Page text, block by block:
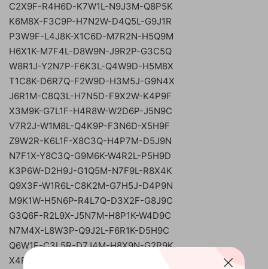
C2X9F-R4H6D-K7W1L-N9J3M-Q8P5K
K6M8X-F3C9P-H7N2W-D4Q5L-G9J1R
P3W9F-L4J8K-X1C6D-M7R2N-H5Q9M
H6X1K-M7F4L-D8W9N-J9R2P-G3C5Q
W8R1J-Y2N7P-F6K3L-Q4W9D-H5M8X
T1C8K-D6R7Q-F2W9D-H3M5J-G9N4X
J6R1M-C8Q3L-H7N5D-F9X2W-K4P9F
X3M9K-G7L1F-H4R8W-W2D6P-J5N9C
V7R2J-W1M8L-Q4K9P-F3N6D-X5H9F
Z9W2R-K6L1F-X8C3Q-H4P7M-D5J9N
N7F1X-Y8C3Q-G9M6K-W4R2L-P5H9D
K3P6W-D2H9J-G1Q5M-N7F9L-R8X4K
Q9X3F-W1R6L-C8K2M-G7H5J-D4P9N
M9K1W-H5N6P-R4L7Q-D3X2F-G8J9C
G3Q6F-R2L9X-J5N7M-H8P1K-W4D9C
N7M4X-L8W3P-Q9J2L-F6R1K-D5H9C
Q6W1F-C3L5R-D7J4M-H8X9N-G2P9K
X4R9M-G1P6K-D7W2L-C8N5Q-J9F3H